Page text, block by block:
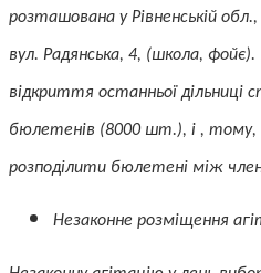
розташована у Рівненській
вул. Радянська, 4, (школа,
відкриття останньої дільниці
бюлетенів (8000 шт.), і , тому,
розподілити бюлетені між
Незаконне розміщення